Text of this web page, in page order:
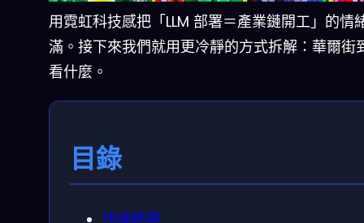
用霓虹科技感把「LLM 部署＝產業鏈開工」的情
滿。接下來我們就用更冷靜的方式拆解：華爾街
看什麼。
目錄